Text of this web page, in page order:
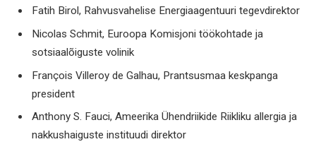
Fatih Birol, Rahvusvahelise Energiaagentuuri tegevdirektor
Nicolas Schmit, Euroopa Komisjoni töökohtade ja
sotsiaalõiguste volinik
François Villeroy de Galhau, Prantsusmaa keskpanga
president
Anthony S. Fauci, Ameerika Ühendriikide Riikliku allergia ja
nakkushaiguste instituudi direktor